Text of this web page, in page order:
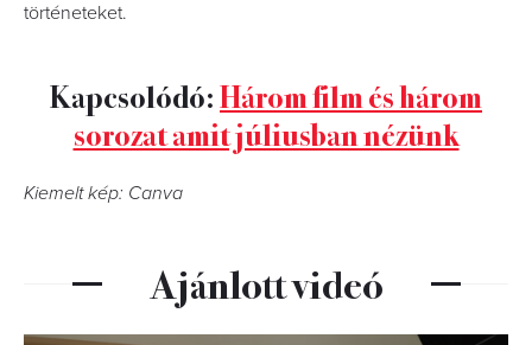
történeteket.
Kapcsolódó:Három film és három
sorozat amit júliusban nézünk
Kiemelt kép: Canva
Ajánlott videó